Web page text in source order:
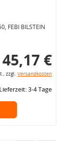
FEBI BILSTEIN
45,17 €
zzgl. Versandkosten
Lieferzeit: 3-4 Tage